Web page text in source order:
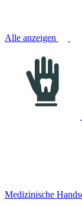
Alle anzeigen
Medizinische